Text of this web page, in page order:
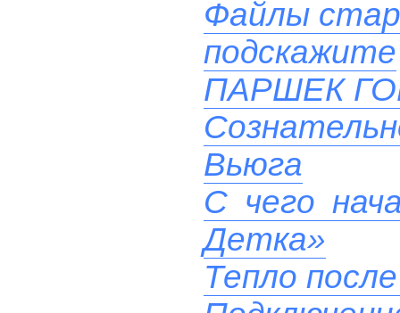
Файлы
подскажите
ПАРШЕК
Вьюга
С чего
Детка»
Тепло